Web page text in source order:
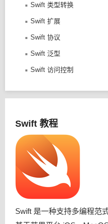
Swift 类型转换
Swift 扩展
Swift 协议
Swift 泛型
Swift 访问控制
Swift 教程
Swift 是一种支持多编程范